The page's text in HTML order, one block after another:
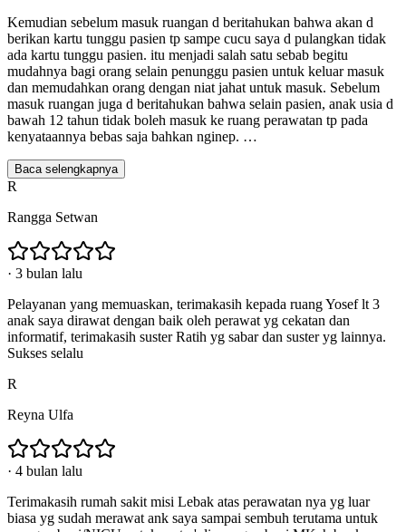
Kemudian sebelum masuk ruangan d beritahukan bahwa akan d
berikan kartu tunggu pasien tp sampe cucu saya d pulangkan tidak
ada kartu tunggu pasien. itu menjadi salah satu sebab begitu
mudahnya bagi orang selain penunggu pasien untuk keluar masuk
dan memudahkan orang dengan niat jahat untuk masuk. Sebelum
masuk ruangan juga d beritahukan bahwa selain pasien, anak usia d
bawah 12 tahun tidak boleh masuk ke ruang perawatan tp pada
kenyataannya bebas saja bahkan nginep. …
Baca selengkapnya
R
Rangga Setwan
· 3 bulan lalu
Pelayanan yang memuaskan, terimakasih kepada ruang Yosef lt 3
anak saya dirawat dengan baik oleh perawat yg cekatan dan
informatif, terimakasih suster Ratih yg sabar dan suster yg lainnya.
Sukses selalu
R
Reyna Ulfa
· 4 bulan lalu
Terimakasih rumah sakit misi Lebak atas perawatan nya yg luar
biasa yg sudah merawat ank saya sampai sembuh terutama untuk